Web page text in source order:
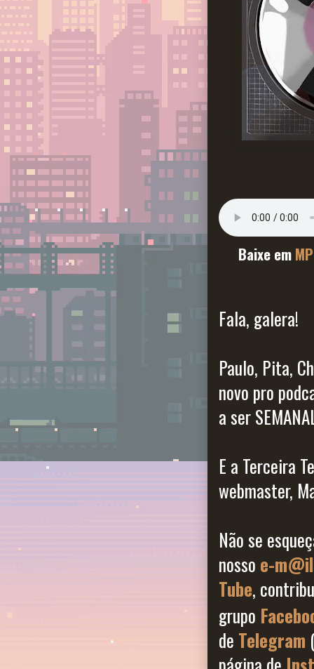
Baixe em
Fala, galera!
Paulo, Pita,
novo pro
a ser
E a Terceira
webmaster,
Não se
nosso e-
Tube,
grupo
de Telegram